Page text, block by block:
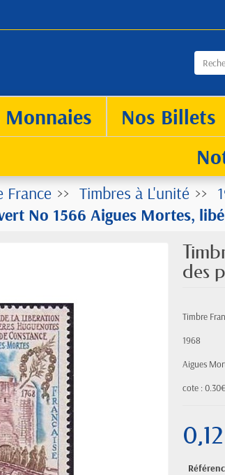
Monnaies Nos Billets
France Timbres à L'unité
No 1566 Aigues Mortes,
des
Timbre
1968
Aigues
cote : 0.30€